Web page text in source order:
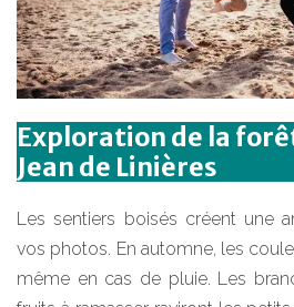
Exploration de la
Jean de Linières
Les sentiers boisés créent une
vos photos. En automne, les
même en cas de pluie. Les